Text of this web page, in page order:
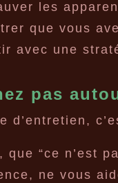
les
que vous
avec une
pas
d’entretien,
que “ce n’est
ne vous